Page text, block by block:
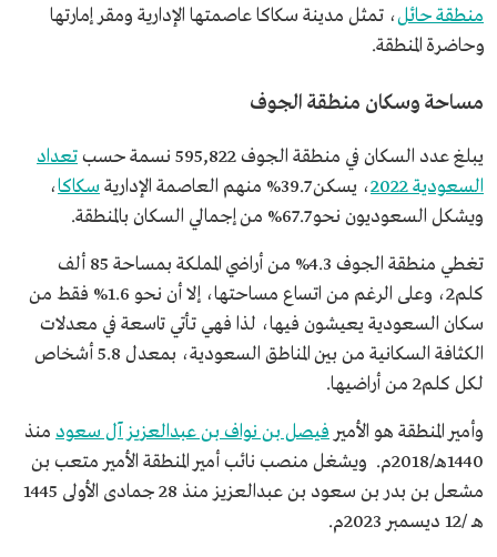
منطقة حائل، تمثل مدينة سكاكا عاصمتها الإدارية ومقر إمارتها
وحاضرة المنطقة.
مساحة وسكان منطقة الجوف
يبلغ عدد السكان في منطقة الجوف 595,822 نسمة حسب
تعداد
السعودية 2022
، يسكن 39.7% منهم العاصمة الإدارية سكاكا،
ويشكل السعوديون نحو 67.7% من إجمالي السكان بالمنطقة.
تغطي منطقة الجوف 4.3% من أراضي المملكة بمساحة 85 ألف
كلم2، وعلى الرغم من اتساع مساحتها، إلا أن نحو 1.6% فقط من
سكان السعودية يعيشون فيها، لذا فهي تأتي تاسعة في معدلات
الكثافة السكانية من بين المناطق السعودية، بمعدل 5.8 أشخاص
لكل كلم2 من أراضيها.
وأمير المنطقة هو الأمير فيصل بن نواف بن عبدالعزيز آل سعود منذ
1440هـ/2018م. ويشغل منصب نائب أمير المنطقة الأمير متعب بن
مشعل بن بدر بن سعود بن عبدالعزيز منذ 28 جمادى الأولى 1445
هـ /12 ديسمبر 2023م.